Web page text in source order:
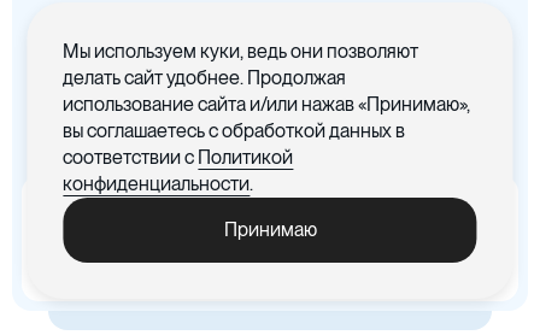
Цифровые договоры
Цифровая бухгалтерия
Все документы в одном месте с
понятным интерфейсом
x5
Ускорились процедуры
обработки документов
-30%
издержки, связанные с печатью
Мы используем куки, ведь они позволяют
делать сайт удобнее. Продолжая
использование сайта и/или нажав «Принимаю»,
вы соглашаетесь с обработкой данных в
соответствии с Политикой
конфиденциальности.
Принимаю